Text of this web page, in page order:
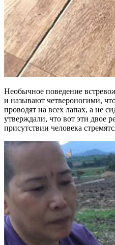
Необычное поведение
и называют четвероногими,
проводят на всех лапах, а не
утверждали, что вот эти двое
присутствии человека